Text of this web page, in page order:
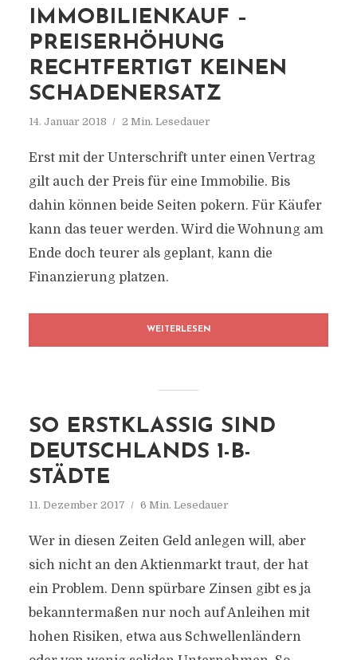
IMMOBILIENKAUF –
PREISERHÖHUNG
RECHTFERTIGT KEINEN
SCHADENERSATZ
14. Januar 2018 2 Min. Lesedauer
Erst mit der Unterschrift unter einen Vertrag
gilt auch der Preis für eine Immobilie. Bis
dahin können beide Seiten pokern. Für Käufer
kann das teuer werden. Wird die Wohnung am
Ende doch teurer als geplant, kann die
Finanzierung platzen.
WEITERLESEN
SO ERSTKLASSIG SIND
DEUTSCHLANDS 1-B-
STÄDTE
11. Dezember 2017 6 Min. Lesedauer
Wer in diesen Zeiten Geld anlegen will, aber
sich nicht an den Aktienmarkt traut, der hat
ein Problem. Denn spürbare Zinsen gibt es ja
bekanntermaßen nur noch auf Anleihen mit
hohen Risiken, etwa aus Schwellenländern